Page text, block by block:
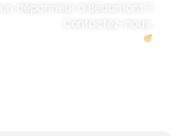
dépanneur à Beaumont ?